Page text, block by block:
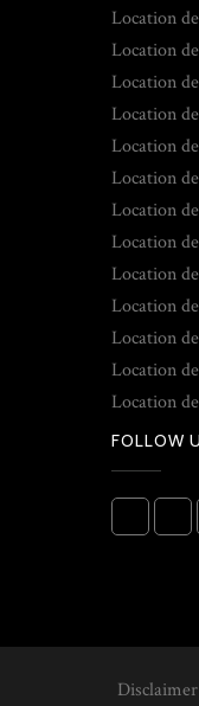
Location
Location
Location
Location
Location
Location
Location
Location
Location
Location
Location
Location
Location
FOLLOW
Disclaimer